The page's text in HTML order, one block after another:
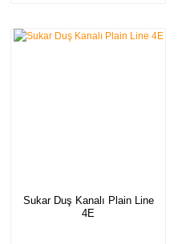
Sukar Duş Kanalı Plain Line
4E